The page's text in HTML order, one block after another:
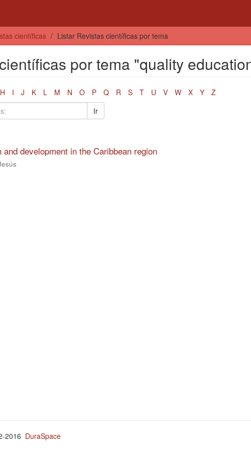
científicas Listar Revistas científicas por tema
por tema "quality
H I J K L M N O P Q R S T U V W X Y
Z
Ir
development in the Caribbean region
2016 DuraSpace